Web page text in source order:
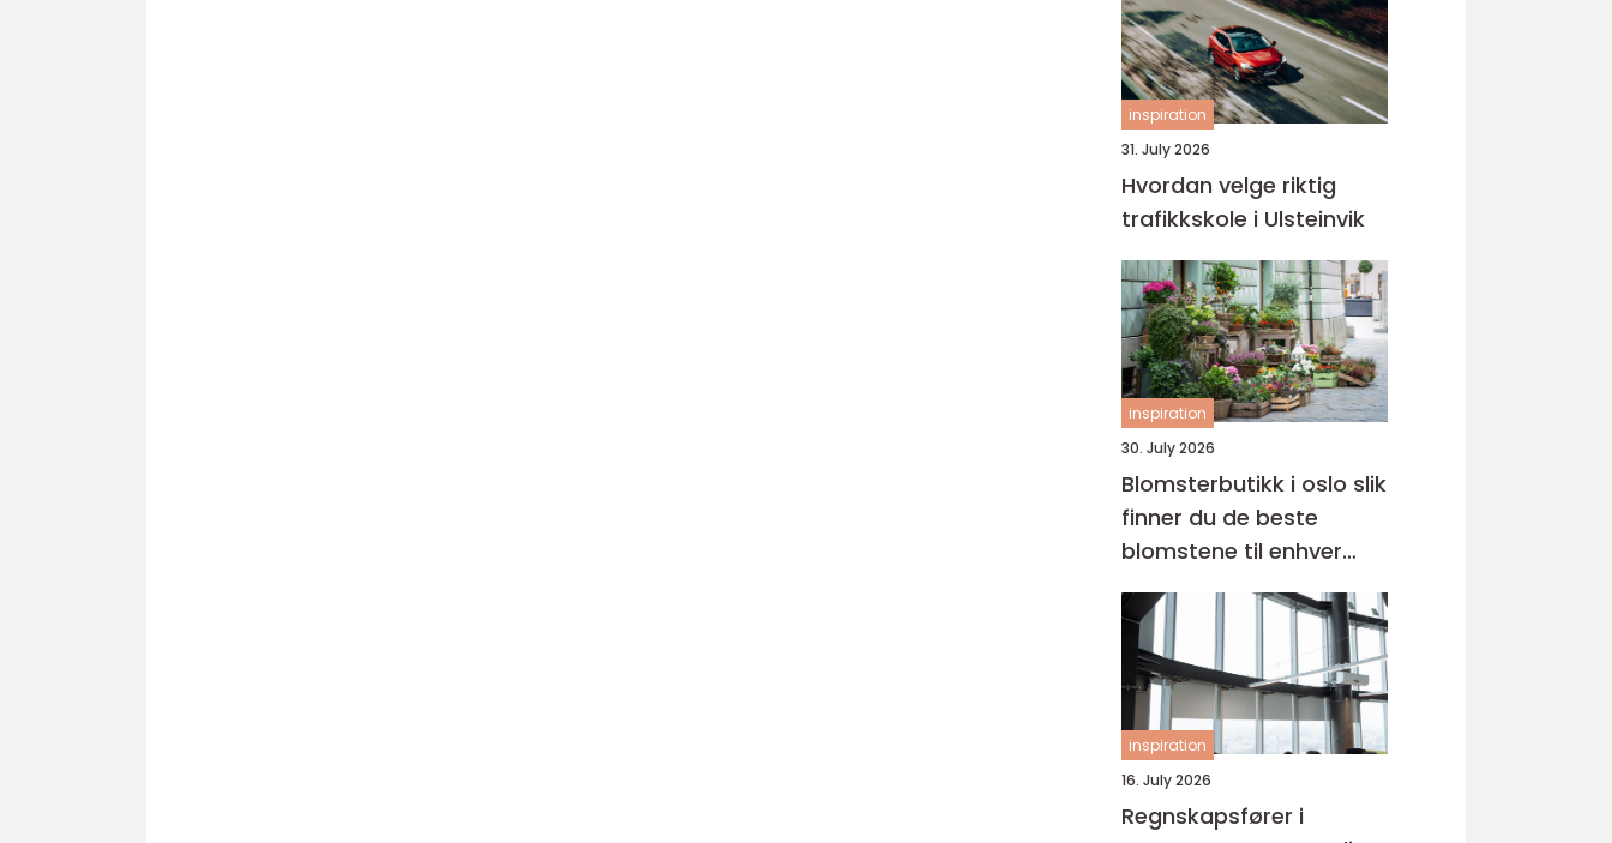
inspiration
31. July 2026
Hvordan velge riktig
trafikkskole i Ulsteinvik
inspiration
30. July 2026
Blomsterbutikk i oslo slik
finner du de beste
blomstene til enhver
anledning
inspiration
16. July 2026
Regnskapsfører i